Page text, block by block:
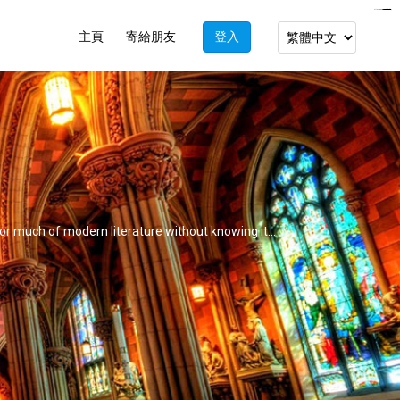
主頁 寄給朋友 登入
much of modern literature without knowing it...
whole dimension to their work.